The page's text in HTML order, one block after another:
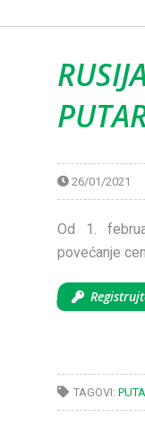
26/01/2021
Od 1.
povećanje
TAGOVI: